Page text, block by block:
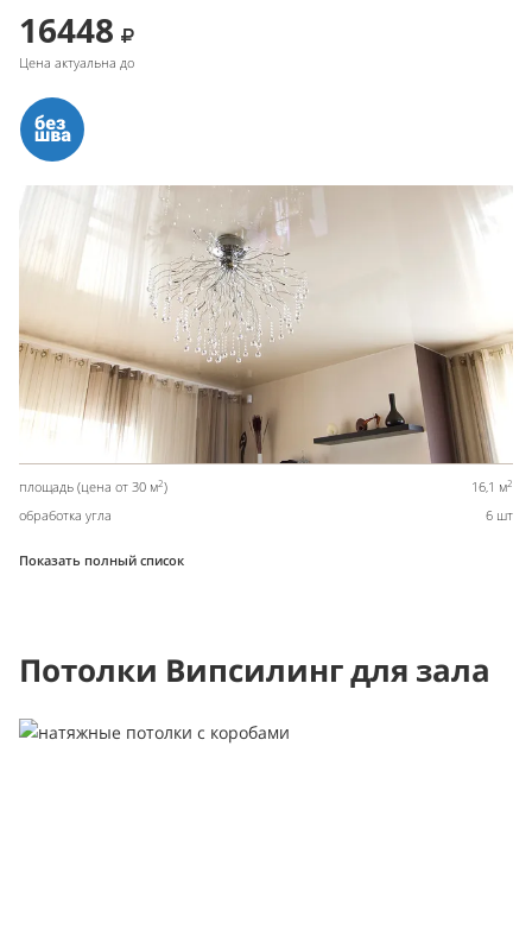
16448
Цена актуальна до
площадь (цена от 30 м2) 16,1 м2
обработка угла 6 шт
Показать полный список
Потолки Випсилинг для зала